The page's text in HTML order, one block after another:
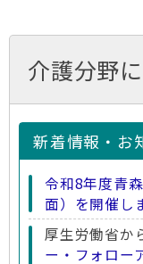
介護分野
新着情報・お
令和8年度青
面）を開催し
厚生労働省か
ー・フォロー